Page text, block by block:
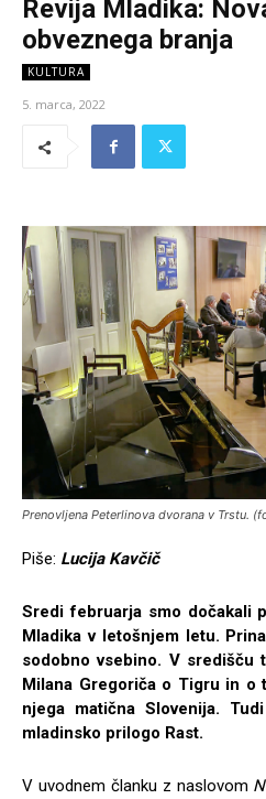
Revija Mladika:
obveznega branja
KULTURA
5. marca, 2022
Prenovljena Peterlinova dvorana v Trstu.
Piše: Lucija Kavčič
Sredi februarja smo dočakali
Mladika v letošnjem letu.
sodobno vsebino. V središču
Milana Gregoriča o Tigru in o
njega matična Slovenija.
mladinsko prilogo Rast.
V uvodnem članku z naslovom